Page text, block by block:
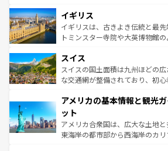
香り高いラベンダー畑など、多彩
らに、パリ以外の地域にも魅力
も豊かな歴史と文化が息づいてい
を参照してほしい。
顔を持つこの国は、どこを歩いて
ルリンの文化的活気、バイエル
してライン川沿いのワイン畑と
は、お酒好きな人にはぜひ体験してほしい。
ドイツ情報はコンテンツ一覧を
イギリス
イギリスは、古きよき伝統と最
トミンスター寺院や大英博物館
リアごとに異なる魅力がある。ま
ティー、ビール好きにはたまら
戦など、本場だからこそできる
ンツ一覧を参照してほしい。
スイス
スイスの国土面積は九州ほどの
な交通網が整備されており、初
の建物がそのまま残る町や、スイ
博物館もあり、アルプス観光だけ
ことができる。国民の所得が高い
者向けの交通パス提供のサービ
アメリカの基本情報と観光
ット
アメリカ合衆国は、広大な土地と
東海岸の都市部から西海岸のカ